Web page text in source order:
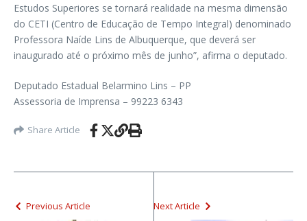
Estudos Superiores se tornará realidade na mesma dimensão
do CETI (Centro de Educação de Tempo Integral) denominado
Professora Naíde Lins de Albuquerque, que deverá ser
inaugurado até o próximo mês de junho”, afirma o deputado.
Deputado Estadual Belarmino Lins – PP
Assessoria de Imprensa – 99223 6343
Share Article
Previous Article Next Article